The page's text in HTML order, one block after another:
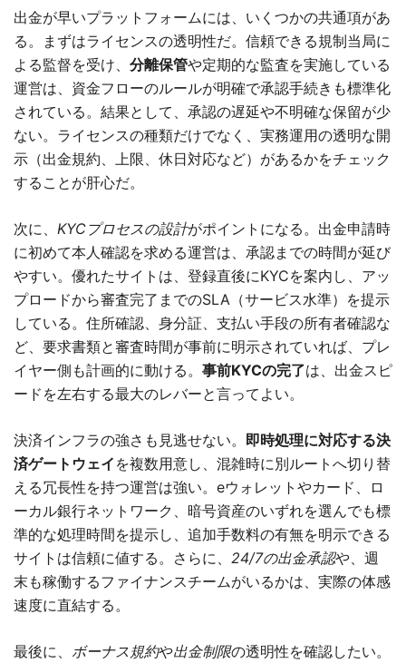
出金が早いプラットフォームには、いくつかの共通項があ
る。まずはライセンスの透明性だ。信頼できる規制当局に
よる監督を受け、 分離保管や定期的な監査を実施している
運営は、資金フローのルールが明確で承認手続きも標準化
されている。結果として、承認の遅延や不明確な保留が少
ない。ライセンスの種類だけでなく、実務運用の透明な開
示（出金規約、上限、休日対応など）があるかをチェック
することが肝心だ。
次に、 KYCプロセスの設計がポイントになる。出金申請時
に初めて本人確認を求める運営は、承認までの時間が延び
やすい。優れたサイトは、登録直後にKYCを案内し、アッ
プロードから審査完了までのSLA（サービス水準）を提示
している。住所確認、身分証、支払い手段の所有者確認な
ど、要求書類と審査時間が事前に明示されていれば、プレ
イヤー側も計画的に動ける。 事前KYCの完了は、出金スピ
ードを左右する最大のレバーと言ってよい。
決済インフラの強さも見逃せない。 即時処理に対応する決
済ゲートウェイ を複数用意し、混雑時に別ルートへ切り替
える冗長性を持つ運営は強い。eウォレットやカード、ロ
ーカル銀行ネットワーク、暗号資産のいずれを選んでも標
準的な処理時間を提示し、追加手数料の有無を明示できる
サイトは信頼に値する。さらに、 24/7の出金承認や、週
末も稼働するファイナンスチームがいるかは、実際の体感
速度に直結する。
最後に、 ボーナス規約や出金制限の透明性を確認したい。